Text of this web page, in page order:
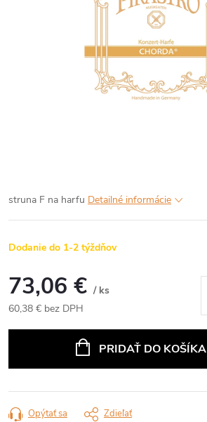
struna F na harfu Detailné informácie
Dodanie do 1-2 týždňov
73,06 € / ks
60,38 € bez DPH
PRIDAŤ DO KOŠÍKA
Opýtať sa Zdieľať